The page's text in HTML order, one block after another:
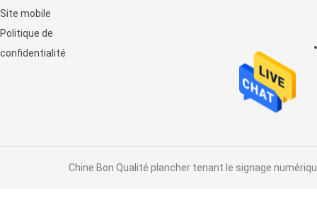
Site mobile
Politique de
confidentialité
Chine Bon Qualité plancher tenant le signage